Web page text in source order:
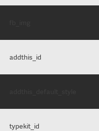
addthis_id
typekit_id